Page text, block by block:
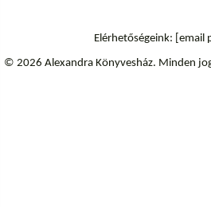
Elérhetőségeink: [email
© 2026 Alexandra Könyvesház. Minden